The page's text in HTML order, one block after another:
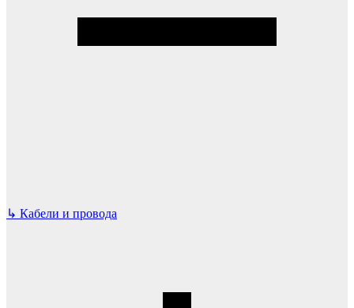
↳ Кабели и провода